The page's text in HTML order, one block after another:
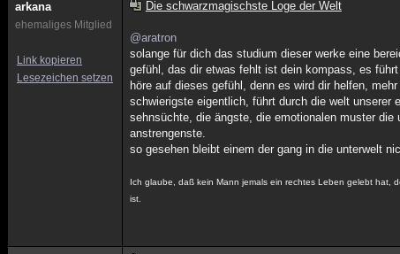
arkana
ehemaliges Mitglied
Link kopieren
Lesezeichen setzen
Die schwarzmagischste Loge der Welt
@aratron
solange für dich das studium dieser werke eine
gefühl, das dir etwas fehlt ist dein kompass, es
höre auf dieses gefühl, denn es wird dir helfen,
schwierigste eigentlich, führt durch die welt unserer
sehnsüchte, die ängste, die emotionalen muster
anstrengenste.
so gesehen bleibt einem der gang in die unterwelt
Ich glaube, daß kein Mann jemals ein rechtes Leben gelebt hat,
ist.